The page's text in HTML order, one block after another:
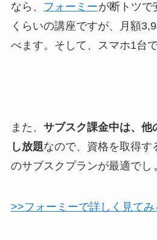
なら、
フォーミーが断トツで
くらいの講座ですが、月額
べます。そして、スマホ1台
また、 サブスク課金中は、他
し放題なので、資格を取得す
のサブスクプランが最適でし
>>フォーミーで詳しく見てみ